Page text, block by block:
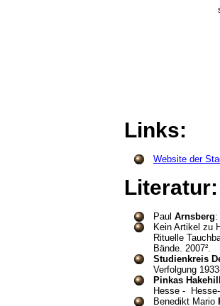
Links:
Website der
Paul Arnsberg:
Kein Artikel zu
Rituelle
Bände.
Studienkreis
Verfolgung
Pinkas
Hesse -
Benedikt Mario